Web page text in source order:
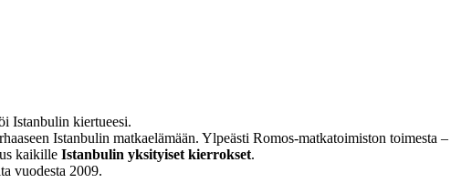
Istanbulin kiertueesi.
Istanbulin matkaelämään. Ylpeästi Romos-matkatoimiston toimesta –
kaikille Istanbulin yksityiset kierrokset.
vuodesta 2009.